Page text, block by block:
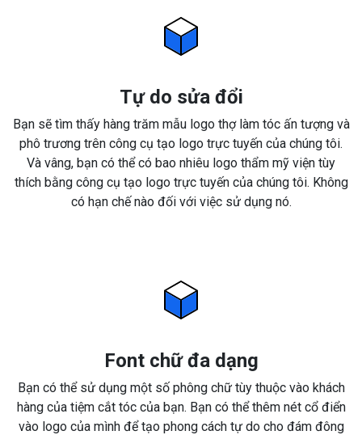
Tự do sửa đổi
Bạn sẽ tìm thấy hàng trăm mẫu logo thợ làm tóc ấn tượng và
phô trương trên công cụ tạo logo trực tuyến của chúng tôi.
Và vâng, bạn có thể có bao nhiêu logo thẩm mỹ viện tùy
thích bằng công cụ tạo logo trực tuyến của chúng tôi. Không
có hạn chế nào đối với việc sử dụng nó.
Font chữ đa dạng
Bạn có thể sử dụng một số phông chữ tùy thuộc vào khách
hàng của tiệm cắt tóc của bạn. Bạn có thể thêm nét cổ điển
vào logo của mình để tạo phong cách tự do cho đám đông